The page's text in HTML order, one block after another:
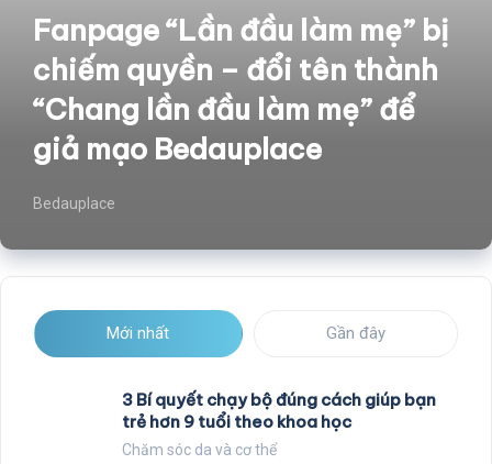
Fanpage “Lần đầu làm mẹ” bị
chiếm quyền – đổi tên thành
“Chang lần đầu làm mẹ” để
giả mạo Bedauplace
Bedauplace
Mới nhất Gần đây
3 Bí quyết chạy bộ đúng cách giúp bạn
trẻ hơn 9 tuổi theo khoa học
Chăm sóc da và cơ thể